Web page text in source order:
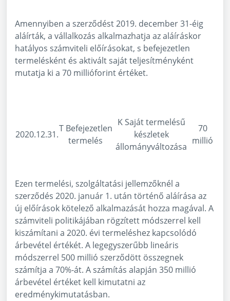
Amennyiben a szerződést 2019. december 31-éig
aláírták, a vállalkozás alkalmazhatja az aláíráskor
hatályos számviteli előírásokat, s befejezetlen
termelésként és aktivált saját teljesítményként
mutatja ki a 70 millióforint értéket.
2020.12.31.
T Befejezetlen
termelés
K Saját termelésű
készletek
állományváltozása
70
millió
Ezen termelési, szolgáltatási jellemzőknél a
szerződés 2020. január 1. után történő aláírása az
új előírások kötelező alkalmazását hozza magával. A
számviteli politikájában rögzített módszerrel kell
kiszámítani a 2020. évi termeléshez kapcsolódó
árbevétel értékét. A legegyszerűbb lineáris
módszerrel 500 millió szerződött összegnek
számítja a 70%-át. A számítás alapján 350 millió
árbevétel értéket kell kimutatni az
eredménykimutatásban.